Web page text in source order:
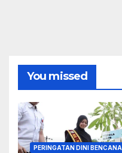
You missed
PERINGATAN DINI BENCANA